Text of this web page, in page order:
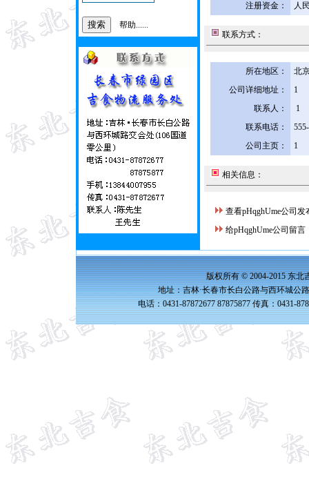
帮助......
注册资金：
人
联系方式：
所在地区：
北
公司详细地址：
1
联系人：
1
联系电话：
公司主页：
1
相关信息：
查看pHqghUme公司发
给pHqghUme公司留言
版权所有 © 2004-2015 东北
地址：吉林·长春市长白公路与西环城公
电话：0431-87872677 87875877 传真：0431-